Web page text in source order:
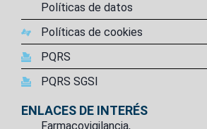
Políticas de datos
Políticas de cookies
PQRS
PQRS SGSI
ENLACES DE INTERÉS
Farmacovigilancia,